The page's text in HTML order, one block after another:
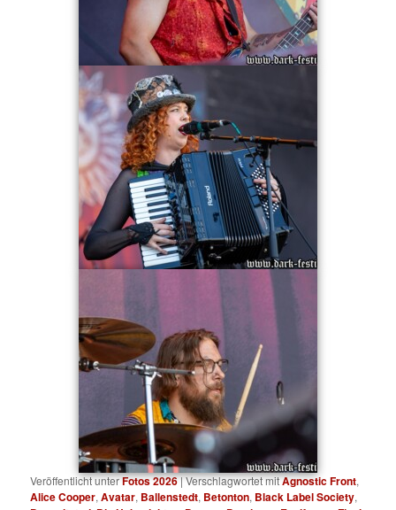
Veröffentlicht unterFotos 2026|Verschlagwortet mitAgnostic Front,
Alice Cooper,Avatar, Ballenstedt, Betonton, Black Label Society,